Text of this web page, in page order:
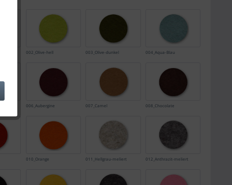
002_Olive-hell 003_Olive-dunkel 004_Aqua-Blau
006_Aubergine 007_Camel 008_Chocolate
010_Orange 011_Hellgrau-meliert 012_Anthrazit-meliert